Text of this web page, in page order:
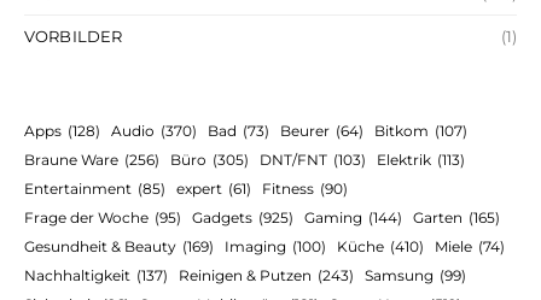
VORBILDER (1)
Apps (128) Audio (370) Bad (73) Beurer (64) Bitkom (107)
Braune Ware (256) Büro (305) DNT/FNT (103) Elektrik (113)
Entertainment (85) expert (61) Fitness (90)
Frage der Woche (95) Gadgets (925) Gaming (144) Garten (165)
Gesundheit & Beauty (169) Imaging (100) Küche (410) Miele (74)
Nachhaltigkeit (137) Reinigen & Putzen (243) Samsung (99)